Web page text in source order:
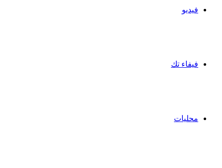
فيديو
فيفاء تك
محليات